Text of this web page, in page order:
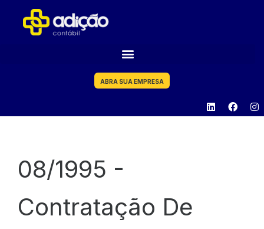
ABRA SUA EMPRESA
08/1995 -
Contratação De